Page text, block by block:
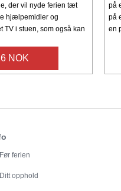
der vil nyde ferien tæt
hjælpemidler og
TV i stuen, som også kan
NOK
på
på
en
Før ferien
Ditt opphold